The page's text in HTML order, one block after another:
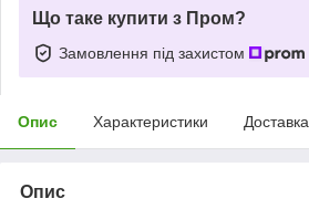
Що таке купити з Пром?
Замовлення під захистом
Опис Характеристики Доставка
Опис